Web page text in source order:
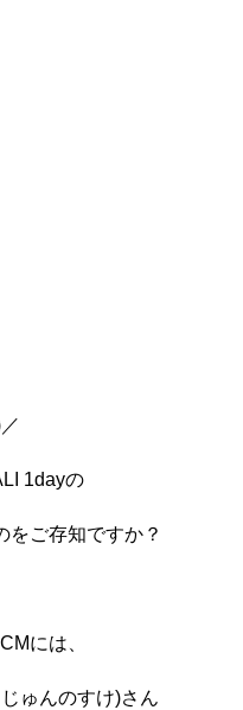
1dayの
をご存知ですか？
には、
ゅんのすけ)さん